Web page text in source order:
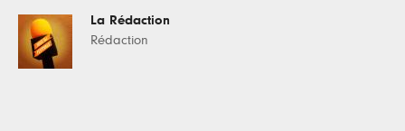
La Rédaction
Rédaction